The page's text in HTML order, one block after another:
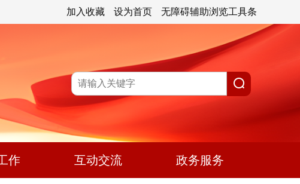
无障碍辅助浏览工具条
设为首页
加入收藏
作 互动交流 政务服务